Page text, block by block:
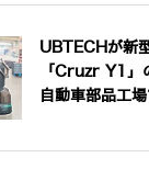
UBTECHが新
「Cruzr Y1」
自動車部品工